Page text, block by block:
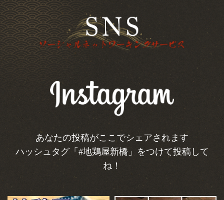
あなたの投稿がここでシェアされます
ハッシュタグ「#地鶏屋新橋」をつけて投稿して
ね！